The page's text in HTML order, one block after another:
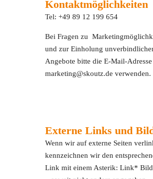
Kontaktmöglichkeiten
Tel: +49 89 12 199 654
Bei Fragen zu
und zur Einholung
Angebote bitte die E-Mail-Adresse
marketing@skoutz.de verwenden.
Externe Links und
Wenn wir auf externe Seiten
kennzeichnen wir den
Link mit einem Asterik: Link*